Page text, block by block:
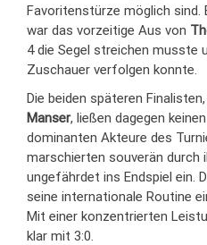
Favoritenstürze möglich sind.
war das vorzeitige Aus von
4 die Segel streichen musste
Zuschauer verfolgen konnte.
Die beiden späteren Finalisten,
Manser, ließen dagegen
dominanten Akteure des
marschierten souverän durch
ungefährdet ins Endspiel ein.
seine internationale Routine
Mit einer konzentrierten
klar mit 3:0.